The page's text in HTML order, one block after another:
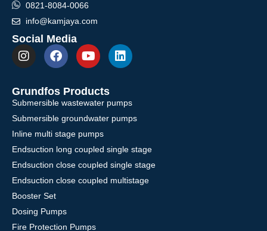
0821-8084-0066
info@kamjaya.com
Social Media
Grundfos Products
Submersible wastewater pumps
Submersible groundwater pumps
Inline multi stage pumps
Endsuction long coupled single stage
Endsuction close coupled single stage
Endsuction close coupled multistage
Booster Set
Dosing Pumps
Fire Protection Pumps